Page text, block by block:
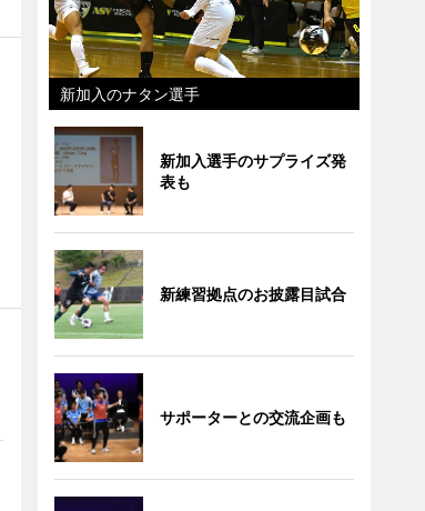
新加入のナタン選手
新加入選手のサプライズ発
表も
新練習拠点のお披露目試合
サポーターとの交流企画も